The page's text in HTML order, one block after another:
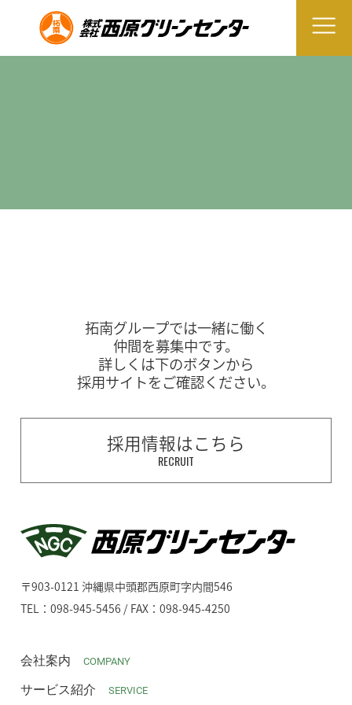
拓南グループでは一緒に働く
仲間を募集中です。
詳しくは下のボタンから
採用サイトをご確認ください。
採用情報はこちら
RECRUIT
〒903-0121 沖縄県中頭郡西原町字内間546
TEL：098-945-5456 / FAX：098-945-4250
会社案内 COMPANY
サービス紹介 SERVICE